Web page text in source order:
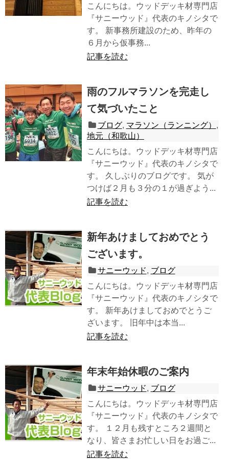
こんにちは。ウッドデッキ材専門店
『サニーウッド』代表のキノシタで
す。 新事務所建設のため、昨年の
６月から仮事務...
記事を読む
雨のフルマラソンを完走し
て気づいたこと
ブログ, マラソン（ランニング） ,
地元（和歌山）
こんにちは。ウッドデッキ材専門店
『サニーウッド』代表のキノシタで
す。 久しぶりのブログです。 気が
つけば２月も３分の１が過ぎよう...
記事を読む
新年あけましておめでとう
ございます。
サニーウッド, ブログ
こんにちは。ウッドデッキ材専門店
『サニーウッド』代表のキノシタで
す。 新年あけましておめでとうご
ざいます。 旧年中は本当...
記事を読む
年末年始休暇のご案内
サニーウッド, ブログ
こんにちは。ウッドデッキ材専門店
『サニーウッド』代表のキノシタで
す。 １２月も残すところ２週間と
なり、皆さまお忙しい日をお過ご...
記事を読む